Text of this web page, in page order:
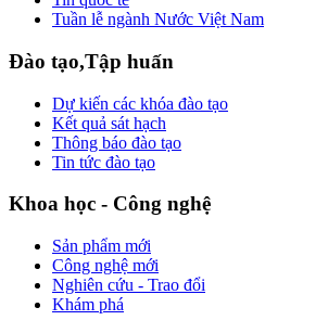
Tuần lễ ngành Nước Việt Nam
Đào tạo,Tập huấn
Dự kiến các khóa đào tạo
Kết quả sát hạch
Thông báo đào tạo
Tin tức đào tạo
Khoa học - Công nghệ
Sản phẩm mới
Công nghệ mới
Nghiên cứu - Trao đổi
Khám phá